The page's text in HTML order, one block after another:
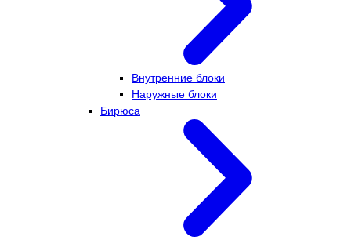
Внутренние блоки
Наружные блоки
Бирюса